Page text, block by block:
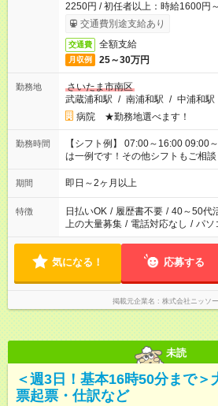
2250円 / 初任者以上：時給1600円
交通費別途支給あり
交通費 全額支給
月収例 25～30万円
勤務地
さいたま市南区
武蔵浦和駅 / 南浦和駅 / 中浦和駅
病院 ★勤務地選べます！
勤務時間
【シフト例】 07:00～16:00 09:00～
は一例です！その他シフトもご相談
期間 即日～2ヶ月以上
特徴 日払いOK / 履歴書不要 / 40～50代
上の大量募集 / 電話対応なし / パソ
気になる！ 応募する
掲載元企業名 株式会社ニッソ
未読
＜週3日！基本16時50分まで＞
票起票・仕訳など